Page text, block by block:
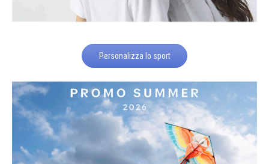
Personalizza lo sport